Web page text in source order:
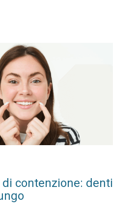
contenzione: denti